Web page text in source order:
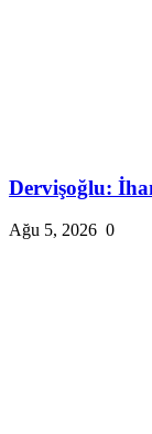
Dervişoğlu:
Ağu 5, 2026 0